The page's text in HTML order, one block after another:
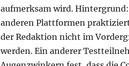
aufmerksam wird.
anderen Plattformen
der Redaktion nicht im
werden. Ein anderer